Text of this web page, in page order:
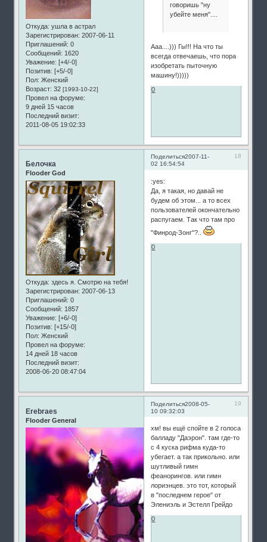
Откуда: ушла в астрал
Зарегистрирован: 2007-06-11
Приглашений: 0
Сообщений: 1620
Уважение: [+4/-0]
Позитив: [+5/-0]
Пол: Женский
Возраст: 32[1993-10-22]
Провел на форуме:
9 дней 15 часов
Последний визит:
2011-08-05 19:02:33
говоришь "ну
убейте меня"....
Ааа....))) Гы!!! На что ты
всегда отвечаешь, что пора
изобретать пыточную
машину!)))))
0
Поделиться 18
2007-11-
02 16:54:54
Белочка
Flooder God
Откуда: здесь я. Смотрю на тебя!
Зарегистрирован: 2007-06-13
Приглашений: 0
Сообщений: 1857
Уважение: [+6/-0]
Позитив: [+15/-0]
Пол: Женский
Провел на форуме:
14 дней 18 часов
Последний визит:
2008-06-20 08:47:04
:yes:
Да, я такая, но давай не
будем об этом... а то всех
пользователей окончательно
распугаем. Так что там про
"Финрод-Зонг"?..
0
Поделиться 19
2008-05-
10 09:32:03
Erebraes
Flooder General
хм! вы ещё спойте в 2 голоса
балладу "Даэрон". там где-то
с 4 куска рифма куда-то
убегает. а так прикольно. или
шутливый гимн
феанорингов. или гимн
лориэнцев. это тот, который
в "последнем герое" от
Элениэль и Эстелл Грейдо
0